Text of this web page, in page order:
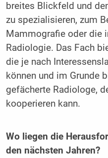
breites Blickfeld und
zu spezialisieren, zum
Mammografie oder die
Radiologie. Das Fach
die je nach
können und im Grunde
gefächerte Radiologe,
kooperieren kann.
Wo liegen die
den nächsten Jahren?